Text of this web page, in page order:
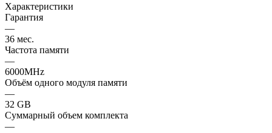
Характеристики
Гарантия
—
36 мес.
Частота памяти
—
6000MHz
Объём одного модуля памяти
—
32 GB
Суммарный объем комплекта
—